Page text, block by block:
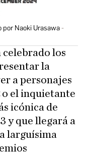
por Naoki Urasawa
celebrado los
la
a personajes
o el inquietante
icónica de
y que llegará a
larguísima